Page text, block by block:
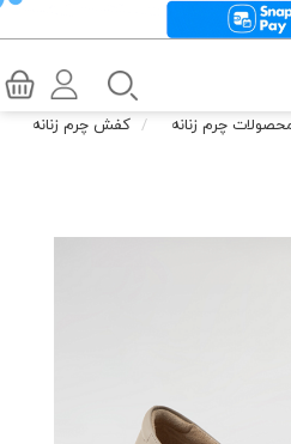
چرم زنانه
کفش چرم زنانه